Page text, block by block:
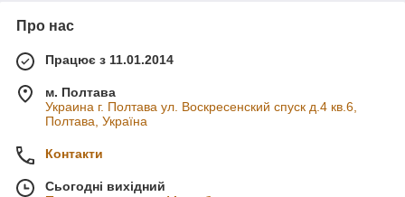
Про нас
Працює з 11.01.2014
м. Полтава
Украина г. Полтава ул. Воскресенский спуск д.4 кв.6,
Полтава, Україна
Контакти
Сьогодні вихідний